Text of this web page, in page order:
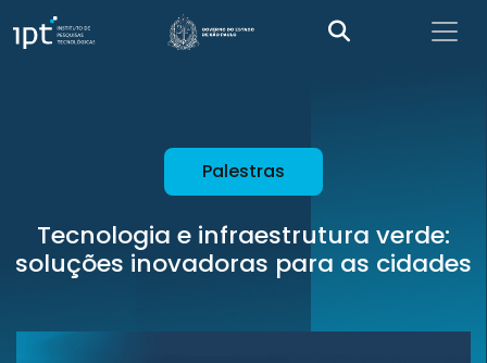
Palestras
Tecnologia e infraestrutura verde:
soluções inovadoras para as cidades